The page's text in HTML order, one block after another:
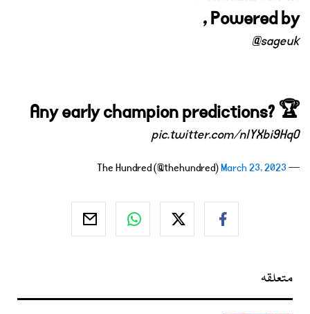
, Powered by
@sageuk
Any early champion predictions? 🏆
pic.twitter.com/nlYXbi9HqO
— The Hundred (@thehundred)
March 23, 2023
متعلقہ